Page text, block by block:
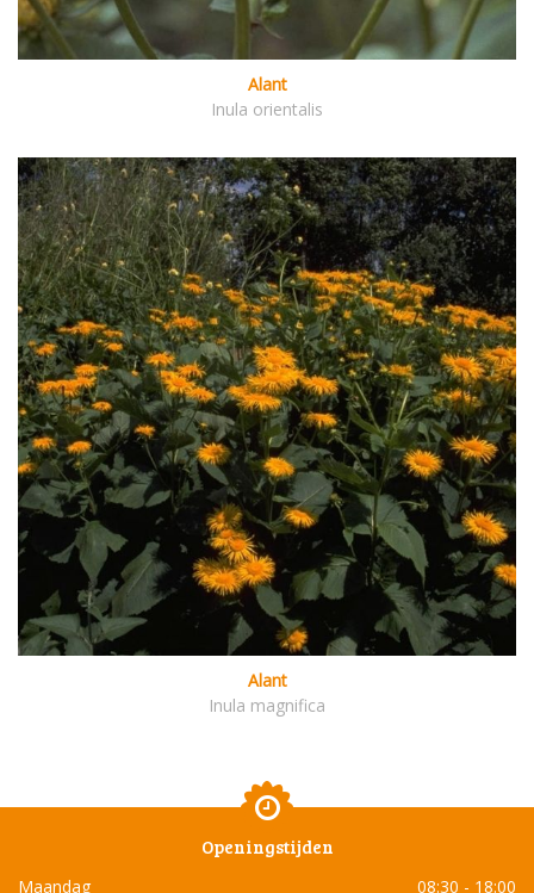
Alant
Inula orientalis
Alant
Inula magnifica
Openingstijden
Maandag
08:30 - 18:00